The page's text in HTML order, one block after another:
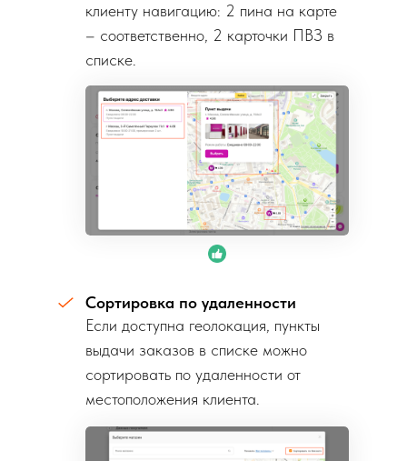
клиенту навигацию: 2 пина на карте
– соответственно, 2 карточки ПВЗ в
списке.
Сортировка по удаленности
Если доступна геолокация, пункты
выдачи заказов в списке можно
сортировать по удаленности от
местоположения клиента.